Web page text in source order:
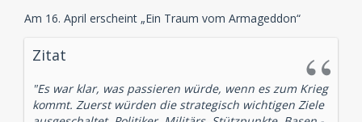
Am 16. April erscheint „Ein Traum vom Armageddon“
Zitat
"Es war klar, was passieren würde, wenn es zum Krieg
kommt. Zuerst würden die strategisch wichtigen Ziele